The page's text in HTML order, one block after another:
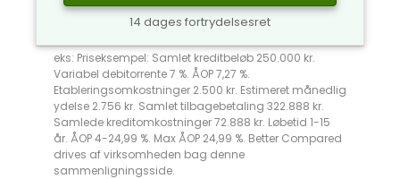
14 dages fortrydelsesret
eks: Priseksempel: Samlet kreditbeløb 250.000 kr.
Variabel debitorrente 7 %. ÅOP 7,27 %.
Etableringsomkostninger 2.500 kr. Estimeret månedlig
ydelse 2.756 kr. Samlet tilbagebetaling 322.888 kr.
Samlede kreditomkostninger 72.888 kr. Løbetid 1-15
år. ÅOP 4-24,99 %. Max ÅOP 24,99 %. Better Compared
drives af virksomheden bag denne
sammenligningsside.